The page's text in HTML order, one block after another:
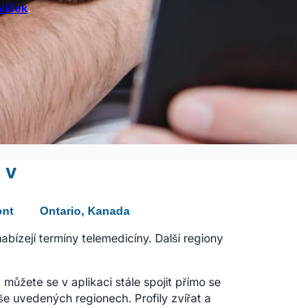
.
v
Ontario, Kanada
termíny telemedicíny. Další regiony
, můžete se v aplikaci stále spojit přímo se
uvedených regionech. Profily zvířat a